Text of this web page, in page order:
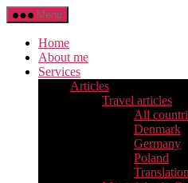
Přejít
k
obsahu
Menu
Home
About me
Services
Articles
Travel articles
All
Denmark
Germany
Poland